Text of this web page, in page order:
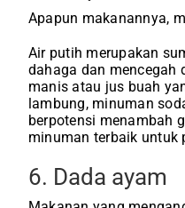
Apapun makanannya,
Air putih merupakan
dahaga dan mencegah
manis atau jus buah
lambung, minuman
berpotensi menambah
minuman terbaik untuk
6. Dada ayam